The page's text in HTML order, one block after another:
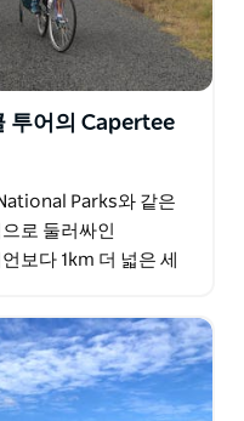
투어의 Capertee
Parks와 같은
로 둘러싸인
보다 1km 더 넓은 세